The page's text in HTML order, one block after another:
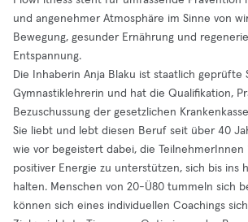
und angenehmer Atmosphäre im Sinne von
Bewegung, gesunder Ernährung und
Entspannung.
Die Inhaberin Anja Blaku ist staatlich geprüfte
Gymnastiklehrerin und hat die Qualifikation,
Bezuschussung der gesetzlichen
Sie liebt und lebt diesen Beruf seit über 40
wie vor begeistert dabei, die TeilnehmerInnen
positiver Energie zu unterstützen, sich bis ins
halten. Menschen von 20-Ü80 tummeln sich
können sich eines individuellen Coachings